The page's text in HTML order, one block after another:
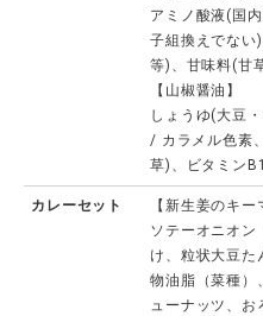
アミノ酸液(国
子組換えでない
等)、甘味料(甘
【山椒醤油】
しょうゆ(大豆
/ カラメル色素
草)、ビタミンB1
カレーセット
【新生姜のキー
ソテーオニオン
け、粒状大豆た
物油脂（菜種）
ューナッツ、お